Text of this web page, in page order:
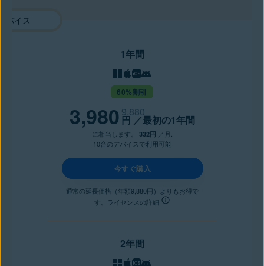
1年間
60%割引
3,9809,880
円／最初の1年間
に相当します。 332円 ／月.
10台のデバイスで利用可能
今すぐ購入
通常の延長価格（年額9,880円）よりもお得で
す。ライセンスの詳細
2年間